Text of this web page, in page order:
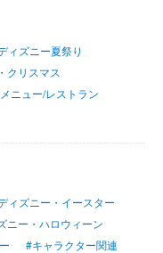
ィズニー夏祭り
クリスマス
ニュー/レストラン
ィズニー・イースター
ニー・ハロウィーン
#キャラクター関連